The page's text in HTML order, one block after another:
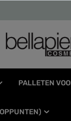
PALLETEN